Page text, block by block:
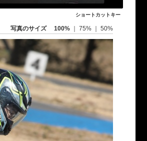
ショートカットキー
写真のサイズ 100% 75% 50%